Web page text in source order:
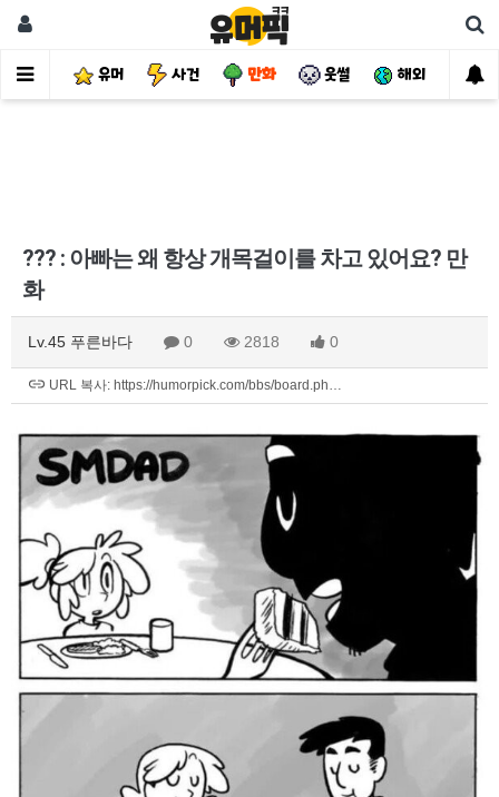
유머 사건 만화 웃썰 해외 핫
??? : 아빠는 왜 항상 개목걸이를 차고 있어요? 만
화
Lv.45 푸른바다 0 2818 0
URL 복사: https://humorpick.com/bbs/board.ph…